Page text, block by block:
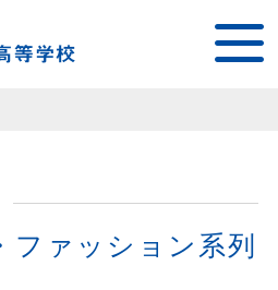
ァッション系列